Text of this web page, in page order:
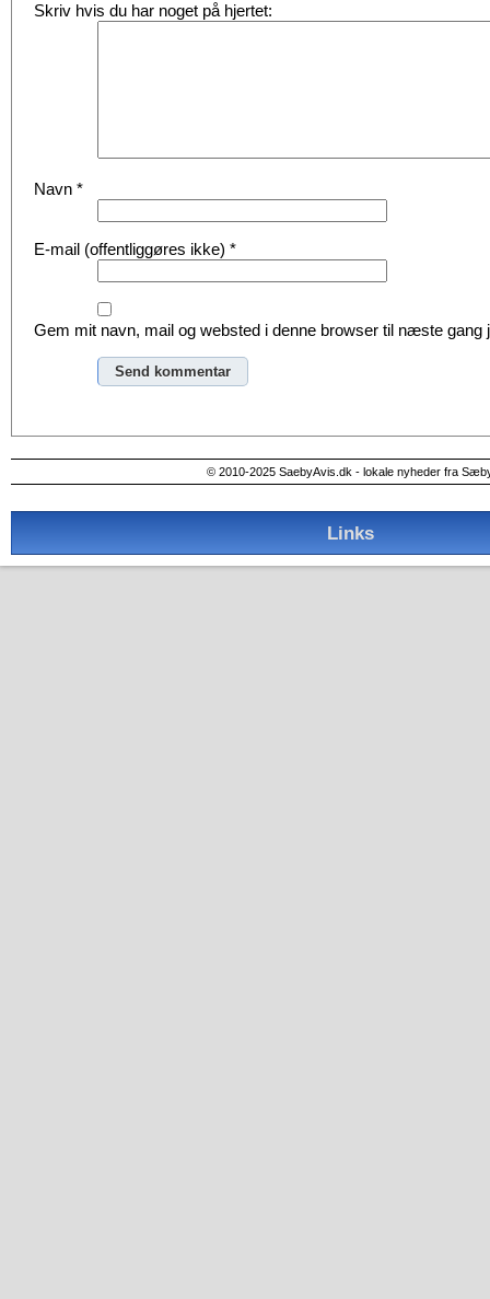
Skriv hvis du har noget på hjertet:
Navn *
E-mail (offentliggøres ikke) *
Gem mit navn, mail og websted i denne browser til næste gang
© 2010-2025 SaebyAvis.dk - lokale nyheder fra
Links